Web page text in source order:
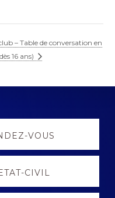
– Table de conversation en
16 ans)
VOUS
CIVIL